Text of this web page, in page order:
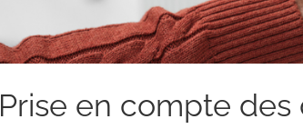
Prise en compte